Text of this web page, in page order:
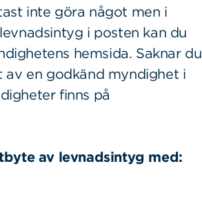
inte göra något men i
i posten kan du
hemsida. Saknar du
en godkänd myndighet i
finns på
av levnadsintyg med: